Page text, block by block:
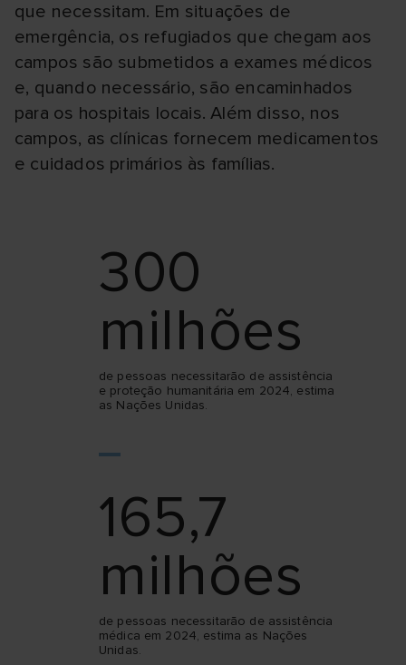
que necessitam. Em situações de
emergência, os refugiados que chegam aos
campos são submetidos a exames médicos
e, quando necessário, são encaminhados
para os hospitais locais. Além disso, nos
campos, as clínicas fornecem medicamentos
e cuidados primários às famílias.
300
milhões
de pessoas necessitarão de assistência
e proteção humanitária em 2024, estima
as Nações Unidas.
165,7
milhões
de pessoas necessitarão de assistência
médica em 2024, estima as Nações
Unidas.